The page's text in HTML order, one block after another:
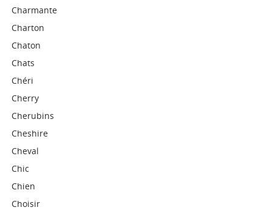
Charmante
Charton
Chaton
Chats
Chéri
Cherry
Cherubins
Cheshire
Cheval
Chic
Chien
Choisir